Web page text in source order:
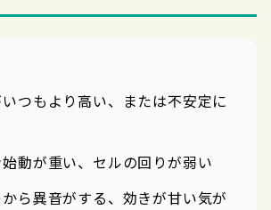
つもより高い、または不安定に
動が重い、セルの回りが弱い
ら異音がする、効きが甘い気が